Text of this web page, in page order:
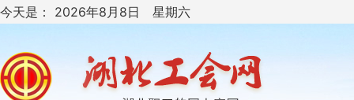
今天是： 2026年8月8日 星期六